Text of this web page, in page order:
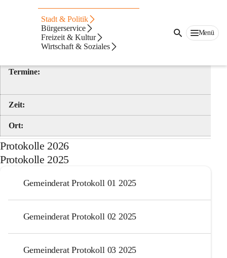
Stadt & Politik
Bürgerservice
Freizeit & Kultur
Wirtschaft & Soziales
Menü
Gemeinderatssitzungen
Termine:
Zeit:
Ort:
Protokolle 2026
Protokolle 2025
Gemeinderat Protokoll 01 2025
Gemeinderat Protokoll 02 2025
Gemeinderat Protokoll 03 2025